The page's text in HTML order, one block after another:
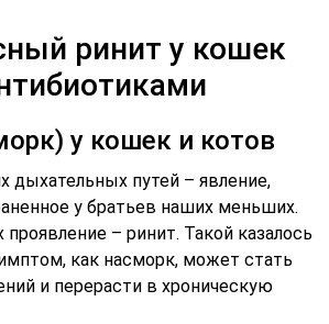
ринит у кошек
у кошек и котов
дыхательных путей – явление,
у братьев наших меньших.
– ринит. Такой казалось
как насморк, может стать
и перерасти в хроническую